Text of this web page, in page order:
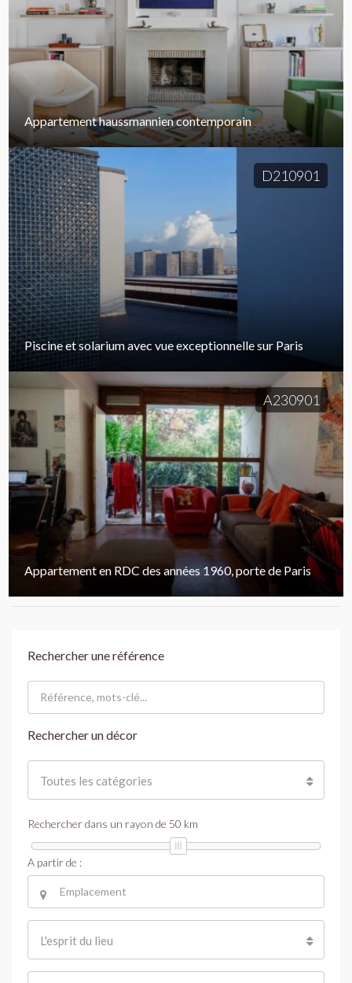
Appartement haussmannien contemporain
D210901
Piscine et solarium avec vue exceptionnelle sur Paris
A230901
Appartement en RDC des années 1960, porte de Paris
Rechercher une référence
Rechercher un décor
Toutes les catégories
Rechercher dans un rayon de 50 km
A partir de :
L'esprit du lieu